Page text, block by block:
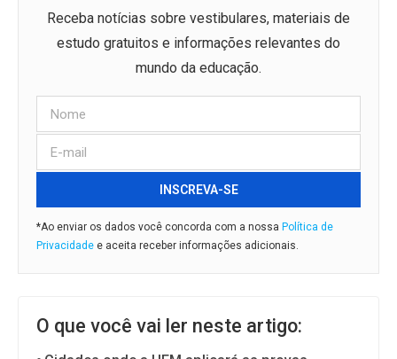
Receba notícias sobre vestibulares, materiais de
estudo gratuitos e informações relevantes do
mundo da educação.
INSCREVA-SE
*Ao enviar os dados você concorda com a nossa Política de
Privacidade e aceita receber informações adicionais.
O que você vai ler neste artigo: